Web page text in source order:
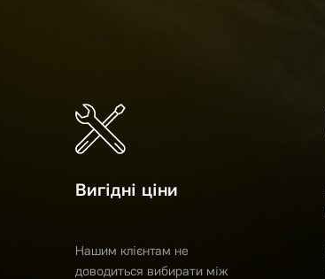
Вигідні ціни
Нашим клієнтам не
доводиться вибирати між